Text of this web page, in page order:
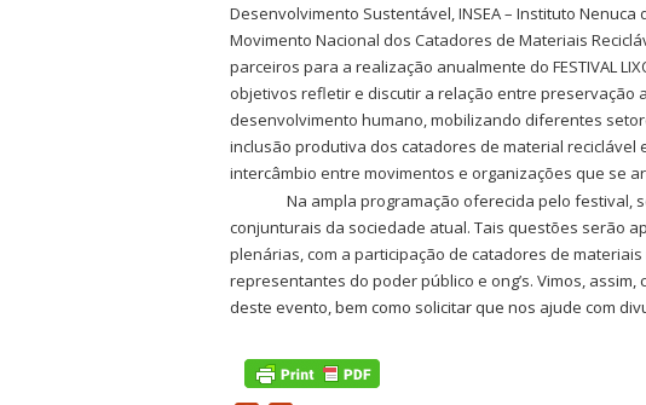
Desenvolvimento Sustentável, INSEA – Instituto
Movimento Nacional dos Catadores de Materiais
parceiros para a realização anualmente do FESTIVAL
objetivos refletir e discutir a relação entre preservação
desenvolvimento humano, mobilizando diferentes
inclusão produtiva dos catadores de material
intercâmbio entre movimentos e organizações que se
Na ampla programação oferecida pelo festival,
conjunturais da sociedade atual. Tais questões serão
plenárias, com a participação de catadores de
representantes do poder público e ong’s. Vimos, assim,
deste evento, bem como solicitar que nos ajude com